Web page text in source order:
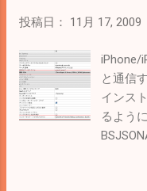
投稿日： 11月 17, 2009
iPhone/
と通信
インス
るよう